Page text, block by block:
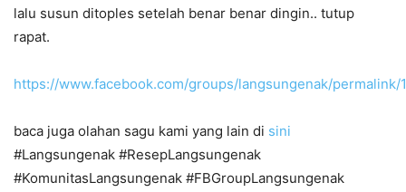
lalu susun ditoples setelah benar benar dingin.. tutup
rapat.
https://www.facebook.com/groups/langsungenak/permalink/
baca juga olahan sagu kami yang lain di sini
#Langsungenak #ResepLangsungenak
#KomunitasLangsungenak #FBGroupLangsungenak